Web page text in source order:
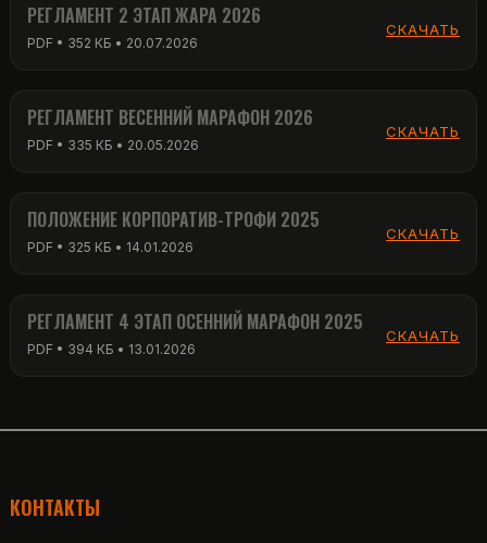
РЕГЛАМЕНТ 2 ЭТАП ЖАРА 2026
PDF • 352 КБ • 20.07.2026
СКАЧАТЬ
РЕГЛАМЕНТ ВЕСЕННИЙ МАРАФОН 2026
PDF • 335 КБ • 20.05.2026
СКАЧАТЬ
ПОЛОЖЕНИЕ КОРПОРАТИВ-ТРОФИ 2025
PDF • 325 КБ • 14.01.2026
СКАЧАТЬ
РЕГЛАМЕНТ 4 ЭТАП ОСЕННИЙ МАРАФОН 2025
PDF • 394 КБ • 13.01.2026
СКАЧАТЬ
КОНТАКТЫ